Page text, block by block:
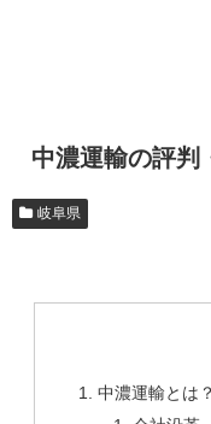
中濃運輸の評判
岐阜県
中濃運輸とは？